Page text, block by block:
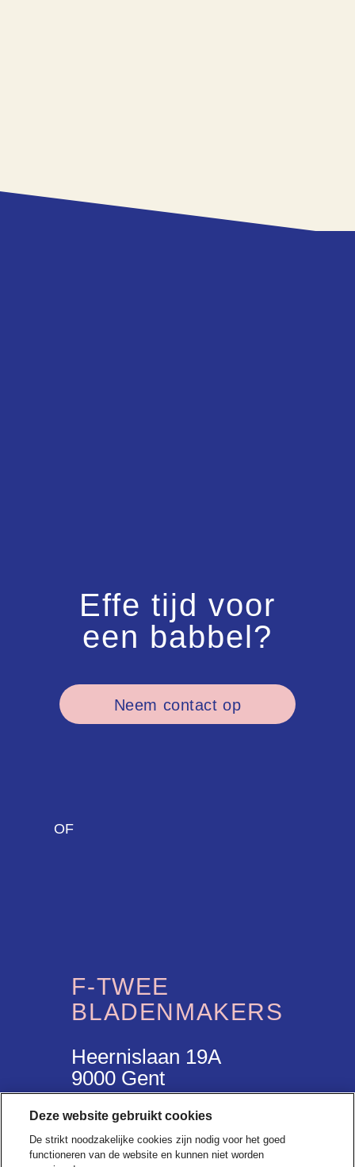
Effe tijd voor
een babbel?
Neem contact op
OF
F-TWEE
BLADENMAKERS
Heernislaan 19A
9000 Gent
hello@f-twee.be
32(0)9 265 97 20
Deze website gebruikt cookies
De strikt noodzakelijke cookies zijn nodig voor het goed
functioneren van de website en kunnen niet worden